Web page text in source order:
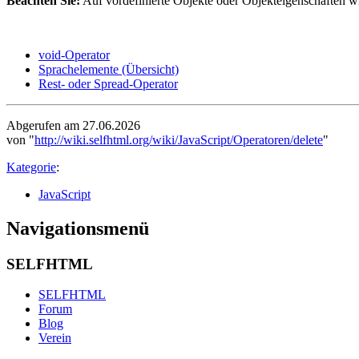
void-Operator
Sprachelemente (Übersicht)
Rest- oder Spread-Operator
Abgerufen am 27.06.2026
von "http://wiki.selfhtml.org/wiki/JavaScript/Operatoren/delete"
Kategorie:
JavaScript
Navigationsmenü
SELFHTML
SELFHTML
Forum
Blog
Verein